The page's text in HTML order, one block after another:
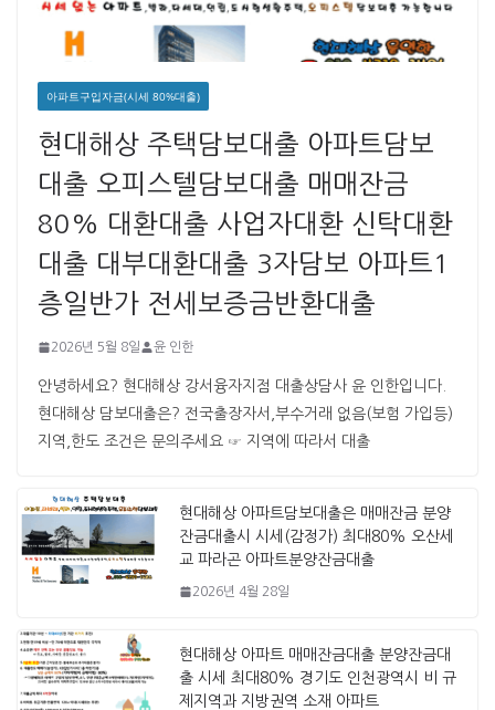
아파트구입자금(시세 80%대출)
현대해상 주택담보대출 아파트담보
대출 오피스텔담보대출 매매잔금
80% 대환대출 사업자대환 신탁대환
대출 대부대환대출 3자담보 아파트1
층일반가 전세보증금반환대출
2026년 5월 8일 윤 인한
안녕하세요? 현대해상 강서융자지점 대출상담사 윤 인한입니다. ​ ​
현대해상 담보대출은? 전국출장자서,부수거래 없음(보험 가입등)
지역,한도 조건은 문의주세요 ☞ 지역에 따라서 대출
현대해상 아파트담보대출은 매매잔금 분양
잔금대출시 시세(감정가) 최대80% 오산세
교 파라곤 아파트분양잔금대출
2026년 4월 28일
현대해상 아파트 매매잔금대출 분양잔금대
출 시세 최대80% 경기도 인천광역시 비 규
제지역과 지방권역 소재 아파트